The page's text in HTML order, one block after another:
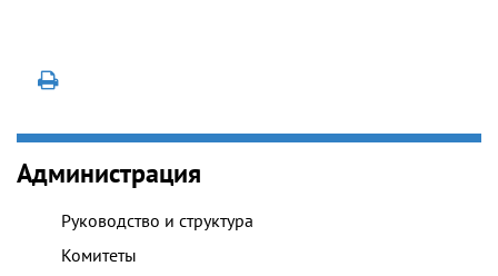
Администрация
Руководство и структура
Комитеты